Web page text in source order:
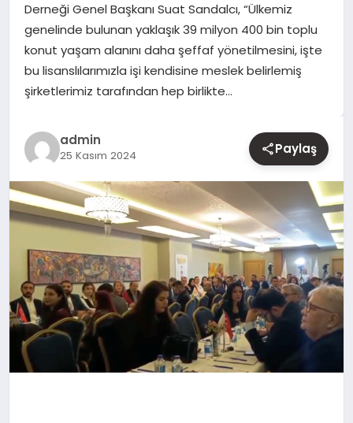
EĞITIM
Derneği Genel Başkanı Suat Sandalcı, “Ülkemiz
genelinde bulunan yaklaşık 39 milyon 400 bin toplu
konut yaşam alanını daha şeffaf yönetilmesini, işte
bu lisanslılarımızla işi kendisine meslek belirlemiş
şirketlerimiz tarafından hep birlikte…
admin
25 Kasım 2024 Paylaş